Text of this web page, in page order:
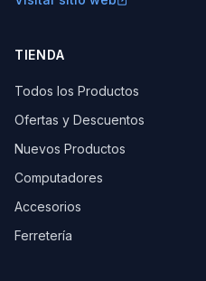
TIENDA
Todos los Productos
Ofertas y Descuentos
Nuevos Productos
Computadores
Accesorios
Ferretería